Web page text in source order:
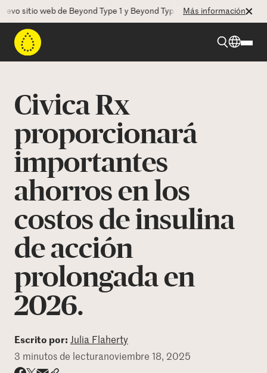
sitio web de Beyond Type 1 y Beyond Type 2! La CEO Deborah
Más información
Recursos
Programas
Quienes somos
DONAR
Civica Rx
proporcionará
importantes
ahorros en los
costos de insulina
de acción
prolongada en
2026.
Escrito por: Julia Flaherty
3 minutos de lecturanoviembre 18, 2025